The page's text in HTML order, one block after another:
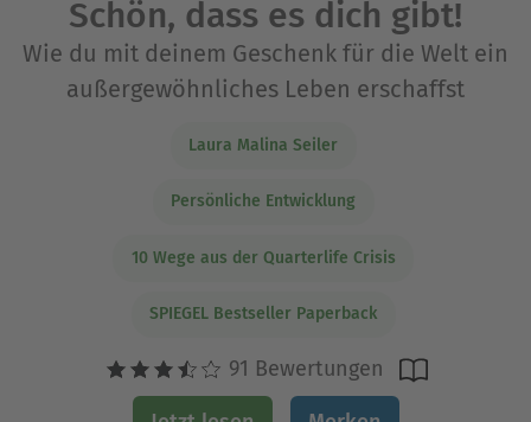
Schön, dass es dich gibt!
Wie du mit deinem Geschenk für die Welt ein
außergewöhnliches Leben erschaffst
Laura Malina Seiler
Persönliche Entwicklung
10 Wege aus der Quarterlife Crisis
SPIEGEL Bestseller Paperback
91 Bewertungen